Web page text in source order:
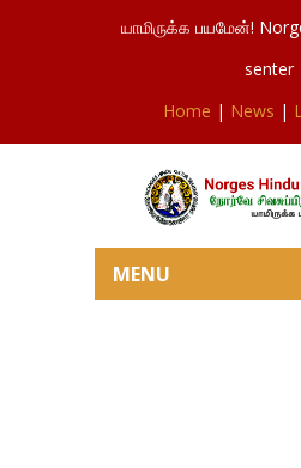
யாமிருக்க பயமேன்!
senter
Home | News |
MENU